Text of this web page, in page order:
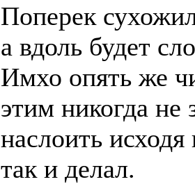
Поперек
а вдоль будет
Имхо опять же
этим никогда не
наслоить
так и делал.